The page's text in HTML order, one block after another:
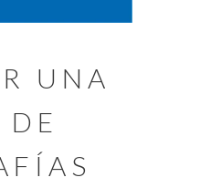
UNA